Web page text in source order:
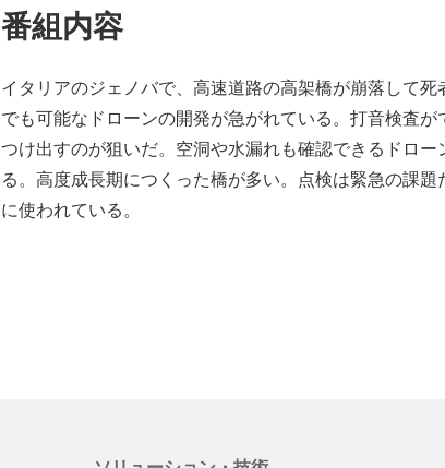
番組内容
イタリアのジェノバで、高速道路の高架橋が崩落して
でも可能なドローンの開発が急がれている。打音検査
つけ出すのが狙いだ。空洞や水漏れも確認できるドロ
る。高度成長期につくった橋が多い。点検は緊急の課
に使われている。